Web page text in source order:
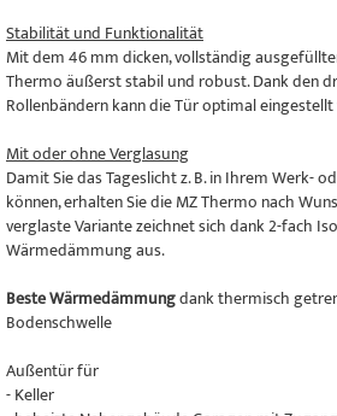
Stabilität und Funktionalität
Mit dem 46 mm dicken, vollständig
Thermo äußerst stabil und robust. Dank den
Rollenbändern kann die Tür optimal
Mit oder ohne Verglasung
Damit Sie das Tageslicht z. B. in Ihrem Werk-
können, erhalten Sie die MZ Thermo nach
verglaste Variante zeichnet sich dank 2-fach
Wärmedämmung aus.
Beste Wärmedämmungdank thermisch
Bodenschwelle
Außentür für
- Keller